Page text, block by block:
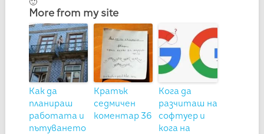
More from my site
Как да
планираш
работата и
пътуването
Кратък
седмичен
коментар 36
Кога да
разчиташ на
софтуер и
кога на